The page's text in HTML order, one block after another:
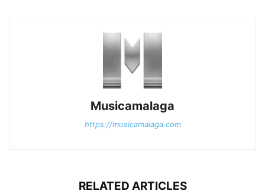
Musicamalaga
https://musicamalaga.com
RELATED ARTICLES